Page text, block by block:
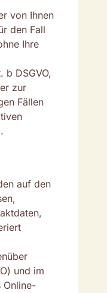
von Ihnen
den Fall
Ihre
b DSGVO,
zur
Fällen
auf den
und im
Online-